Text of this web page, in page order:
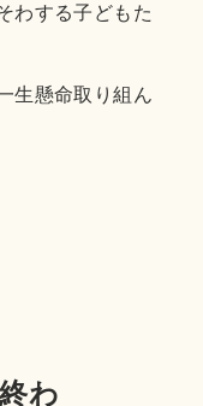
わする子どもた
生懸命取り組ん
わ